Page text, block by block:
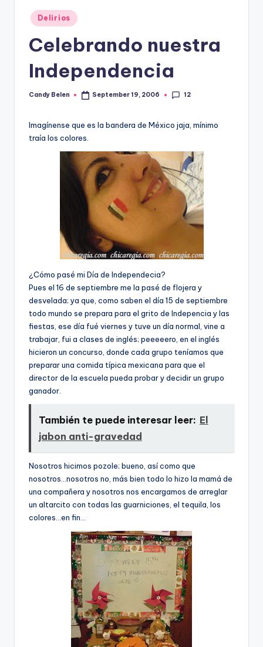
Posted
in
Delirios
Celebrando nuestra
Independencia
Posted
Candy Belen September 19, 2006 12
Imagí­nense que es la bandera de México jaja, mí­nimo
traí­a los colores.
¿Cómo pasé mi Dí­a de Independecia?
Pues el 16 de septiembre me la pasé de flojera y
desvelada; ya que, como saben el dí­a 15 de septiembre
todo mundo se prepara para el grito de Indepencia y las
fiestas, ese dí­a fué viernes y tuve un dí­a normal, vine a
trabajar, fui a clases de inglés; peeeeero, en el inglés
hicieron un concurso, donde cada grupo tení­amos que
preparar una comida tí­pica mexicana para que el
director de la escuela pueda probar y decidir un grupo
ganador.
También te puede interesar leer: El
jabon anti-gravedad
Nosotros hicimos pozole; bueno, así­ como que
nosotros…nosotros no, más bien todo lo hizo la mamá de
una compañera y nosotros nos encargamos de arreglar
un altarcito con todas las guarniciones, el tequila, los
colores…en fin…